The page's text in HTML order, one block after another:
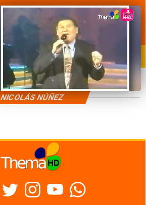
INTERNACIONAL DEPORTES
NICOLÁS NÚÑEZ